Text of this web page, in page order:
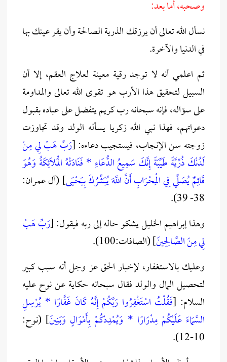
وصحبه، أما بعد:
نسأل الله تعالى أن يرزقك الذرية الصالحة وأن يقر عينك بها
في الدنيا والآخرة.
ثم اعلمي أنه لا توجد رقية معينة لعلاج العقم، إلا أن
السبيل لتحقيق هذا الأرب هو تقوى الله تعالى والمداومة
على سؤاله، فإنه سبحانه رب كريم يتفضل على عباده بقبول
دعواتهم، فهذا نبي الله زكريا يسأله الولد وقد تجاوزت
زوجته سن الإنجاب، فيستجيب دعاءه: [رَبِّ هَبْ لِي مِنْ
لَدُنْكَ ذُرِّيَّةً طَيِّبَةً إِنَّكَ سَمِيعُ الدُّعَاءِ * فَنَادَتْهُ الْمَلَائِكَةُ وَهُوَ
قَائِمٌ يُصَلِّي فِي الْمِحْرَابِ أَنَّ اللَّهَ يُبَشِّرُكَ بِيَحْيَى] (آل عمران:
38- 39).
وهذا إبراهيم الخليل يشكو حاله إلى ربه فيقول: [رَبِّ هَبْ
لِي مِنَ الصَّالِحِينَ] (الصافات:100).
وعليك بالاستغفار، لإخبار الحق عز وجل أنه سبب كبير
لتحصيل المال والولد فقال سبحانه حكاية عن نوح عليه
السلام: [فَقُلْتُ اسْتَغْفِرُوا رَبَّكُمْ إِنَّهُ كَانَ غَفَّارًا * يُرْسِلِ
السَّمَاءَ عَلَيْكُمْ مِدْرَارًا * وَيُمْدِدْكُمْ بِأَمْوَالٍ وَبَنِينَ] (نوح:
10-12).